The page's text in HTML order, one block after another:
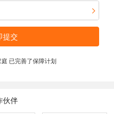
提交
庭 已完善了保障计划
伙伴